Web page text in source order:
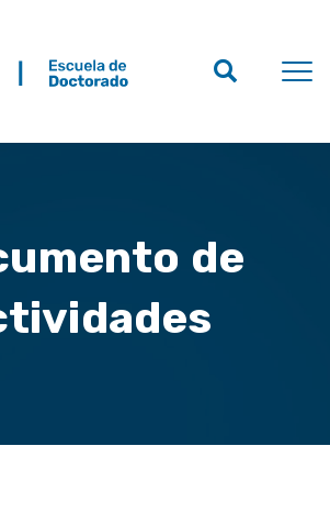
de